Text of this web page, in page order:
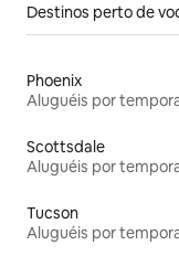
Destinos perto de
Phoenix
Aluguéis por
Scottsdale
Aluguéis por
Tucson
Aluguéis por